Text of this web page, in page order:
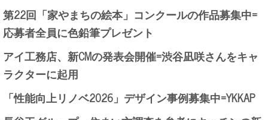
第22回「家やまちの絵本」コンクールの作品募集中=
応募者全員に色鉛筆プレゼント
アイ工務店、新CMの発表会開催=渋谷凪咲さんをキャ
ラクターに起用
「性能向上リノベ2026」デザイン事例募集中=YKKAP